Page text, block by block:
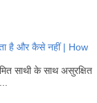
है और कैसे नहीं | How
के साथ असुरक्षित